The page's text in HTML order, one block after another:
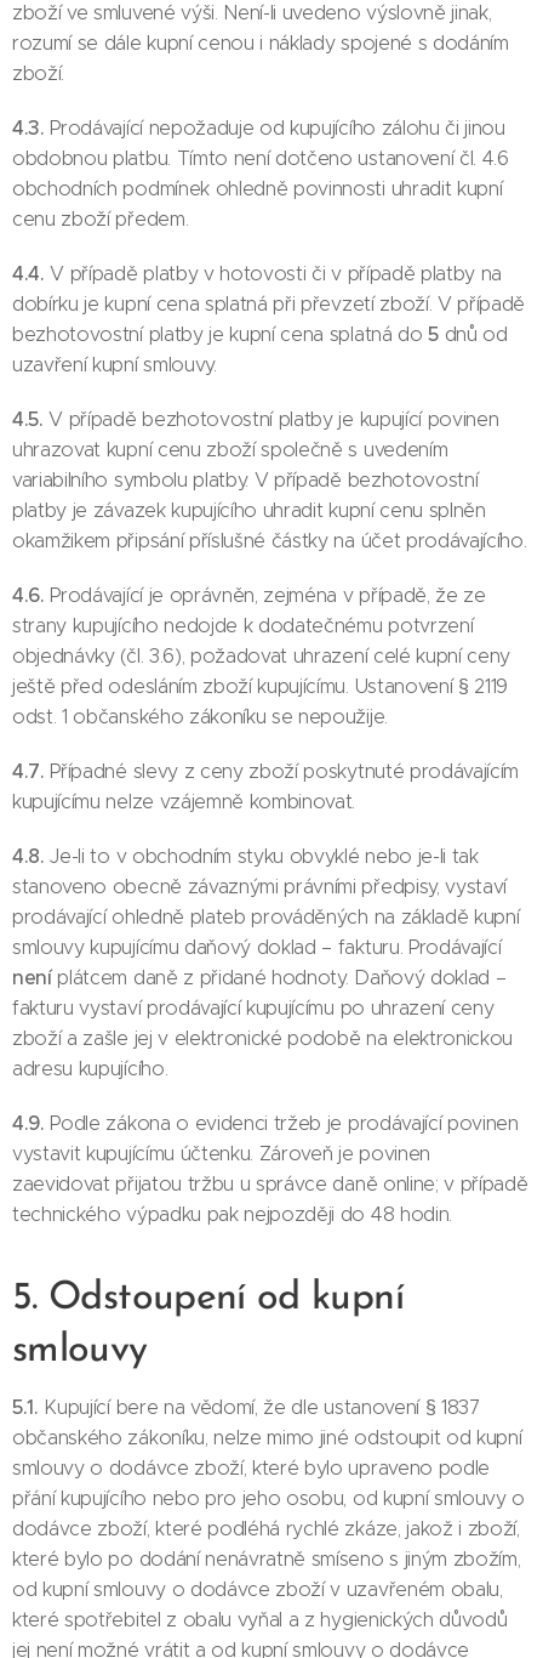
zboží ve smluvené výši. Není-li uvedeno výslovně jinak,
rozumí se dále kupní cenou i náklady spojené s dodáním
zboží.
4.3. Prodávající nepožaduje od kupujícího zálohu či jinou
obdobnou platbu. Tímto není dotčeno ustanovení čl. 4.6
obchodních podmínek ohledně povinnosti uhradit kupní
cenu zboží předem.
4.4.V případě platby v hotovosti či v případě platby na
dobírku je kupní cena splatná při převzetí zboží. V případě
bezhotovostní platby je kupní cena splatná do5dnů od
uzavření kupní smlouvy.
4.5.V případě bezhotovostní platby je kupující povinen
uhrazovat kupní cenu zboží společně s uvedením
variabilního symbolu platby. V případě bezhotovostní
platby je závazek kupujícího uhradit kupní cenu splněn
okamžikem připsání příslušné částky na účet prodávajícího.
4.6. Prodávající je oprávněn, zejména v případě, že ze
strany kupujícího nedojde k dodatečnému potvrzení
objednávky (čl. 3.6), požadovat uhrazení celé kupní ceny
ještě před odesláním zboží kupujícímu. Ustanovení § 2119
odst. 1 občanského zákoníku se nepoužije.
4.7. Případné slevy z ceny zboží poskytnuté prodávajícím
kupujícímu nelze vzájemně kombinovat.
4.8.Je-li to v obchodním styku obvyklé nebo je-li tak
stanoveno obecně závaznými právními předpisy, vystaví
prodávající ohledně plateb prováděných na základě kupní
smlouvy kupujícímu daňový doklad – fakturu. Prodávající
neníplátcem daně z přidané hodnoty. Daňový doklad –
fakturu vystaví prodávající kupujícímu po uhrazení ceny
zboží a zašle jej v elektronické podobě na elektronickou
adresu kupujícího.
4.9. Podle zákona o evidenci tržeb je prodávající povinen
vystavit kupujícímu účtenku. Zároveň je povinen
zaevidovat přijatou tržbu u správce daně online; v případě
technického výpadku pak nejpozději do 48 hodin.
5. Odstoupení od kupní
smlouvy
5.1. Kupující bere na vědomí, že dle ustanovení § 1837
občanského zákoníku, nelze mimo jiné odstoupit od kupní
smlouvy o dodávce zboží, které bylo upraveno podle
přání kupujícího nebo pro jeho osobu, od kupní smlouvy o
dodávce zboží, které podléhá rychlé zkáze, jakož i zboží,
které bylo po dodání nenávratně smíseno s jiným zbožím,
od kupní smlouvy o dodávce zboží v uzavřeném obalu,
které spotřebitel z obalu vyňal a z hygienických důvodů
jej není možné vrátit a od kupní smlouvy o dodávce